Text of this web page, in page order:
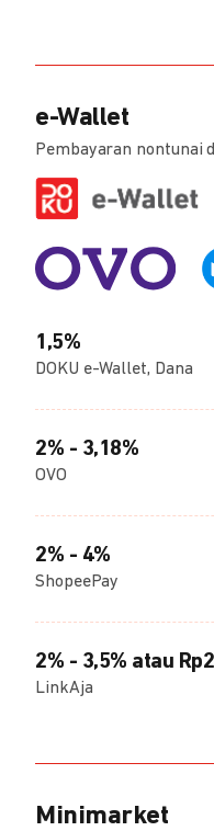
e-Wallet
Pembayaran nontunai
1,5%
DOKU e-Wallet, Dana
2% - 3,18%
OVO
2% - 4%
ShopeePay
2% - 3,5% atau
LinkAja
Minimarket